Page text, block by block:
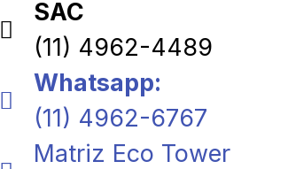
SAC
(11) 4962-4489
Whatsapp:
(11) 4962-6767
Matriz Eco Tower